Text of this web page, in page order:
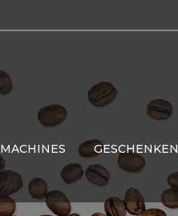
MACHINES GESCHENKEN